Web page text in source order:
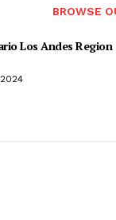
BROWSE
Los Andes Region